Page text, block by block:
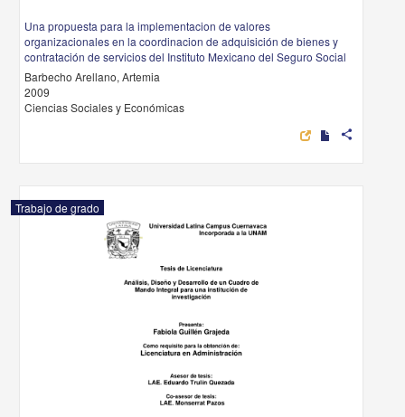
Una propuesta para la implementacion de valores
organizacionales en la coordinacion de adquisición de bienes y
contratación de servicios del Instituto Mexicano del Seguro Social
Barbecho Arellano, Artemia
2009
Ciencias Sociales y Económicas
share
Trabajo de grado